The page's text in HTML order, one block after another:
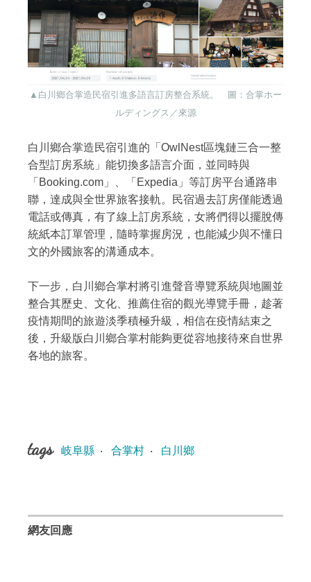
▲白川鄉合掌造民宿引進多語言訂房整合系統。 圖：合掌ホー
ルディングス／來源
白川鄉合掌造民宿引進的「OwlNest區塊鏈三合一整
合型訂房系統」能切換多語言介面，並同時與
「Booking.com」、「Expedia」等訂房平台通路串
聯，達成與全世界旅客接軌。民宿過去訂房僅能透過
電話或傳真，有了線上訂房系統，女將們得以擺脫傳
統紙本訂單管理，隨時掌握房況，也能減少與不懂日
文的外國旅客的溝通成本。
下一步，白川鄉合掌村將引進聲音導覽系統與地圖並
整合其歷史、文化、推薦住宿的觀光導覽手冊，趁著
疫情期間的旅遊淡季積極升級，相信在疫情結束之
後，升級版白川鄉合掌村能夠更從容地接待來自世界
各地的旅客。
tags 岐阜縣 ‧ 合掌村 ‧ 白川鄉
網友回應